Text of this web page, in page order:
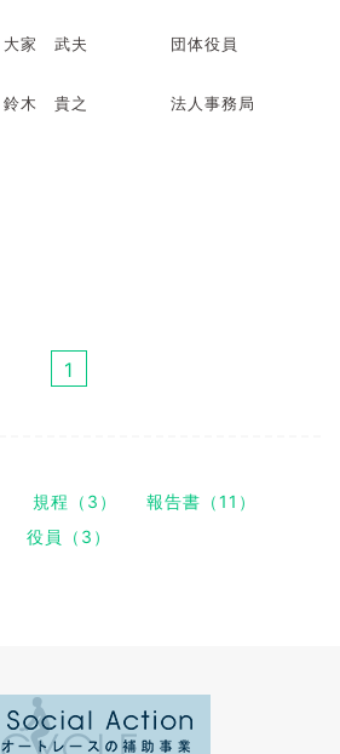
家 武夫 団体役員
木 貴之 法人事務局
1
規程（3）
報告書（11）
役員（3）